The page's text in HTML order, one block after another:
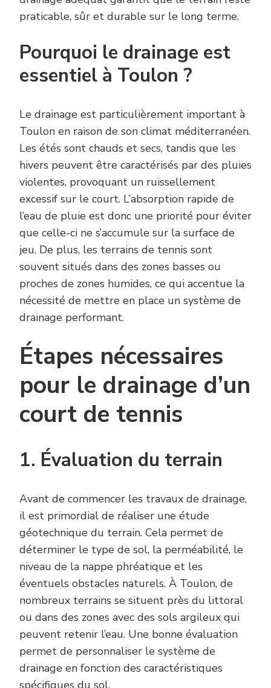
praticable, sûr et durable sur le long terme.
Pourquoi le drainage est
essentiel à Toulon ?
Le drainage est particulièrement important à
Toulon en raison de son climat méditerranéen.
Les étés sont chauds et secs, tandis que les
hivers peuvent être caractérisés par des pluies
violentes, provoquant un ruissellement
excessif sur le court. L’absorption rapide de
l’eau de pluie est donc une priorité pour éviter
que celle-ci ne s’accumule sur la surface de
jeu. De plus, les terrains de tennis sont
souvent situés dans des zones basses ou
proches de zones humides, ce qui accentue la
nécessité de mettre en place un système de
drainage performant.
Étapes nécessaires
pour le drainage d’un
court de tennis
1. Évaluation du terrain
Avant de commencer les travaux de drainage,
il est primordial de réaliser une étude
géotechnique du terrain. Cela permet de
déterminer le type de sol, la perméabilité, le
niveau de la nappe phréatique et les
éventuels obstacles naturels. À Toulon, de
nombreux terrains se situent près du littoral
ou dans des zones avec des sols argileux qui
peuvent retenir l’eau. Une bonne évaluation
permet de personnaliser le système de
drainage en fonction des caractéristiques